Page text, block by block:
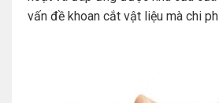
vấn đề khoan cắt vật liệu mà chi